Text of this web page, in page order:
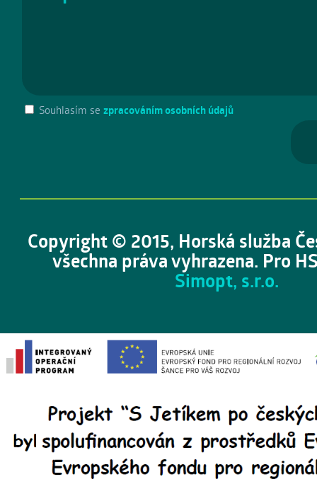
Souhlasím se zpracováním osobních údajů
Copyright © 2015, Horská služba
všechna práva vyhrazena. Pro
Simopt, s.r.o.